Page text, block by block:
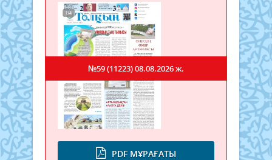
PDF МҰРАҒАТЫ
№59 (11223)08.08.2026 ж.